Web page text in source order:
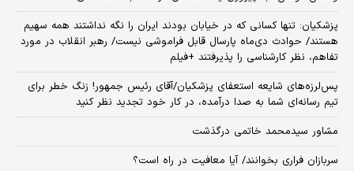
پزشکیان: تنها کسانی که در خیابان بودند ایران را نگه نداشتند همه سهیم
هستند/ حوادث دی‌ماه پارسال قابل فراموشی نیست/ رهبر انقلاب در مورد
تفاهم، نظر کارشناسی را پذیرفتند +فیلم
پس‌لرزه‌های شایعه استعفای پزشکیان/آقای رئیس جمهور! زنگ خطر برای
تیم رسانه‌ای شما به صدا درآمده، در کار خود تجدید نظر کنید
مشاور سیدمحمد خاتمی درگذشت
سربازان فراری بخوانند/ آیا معافیت در راه است؟